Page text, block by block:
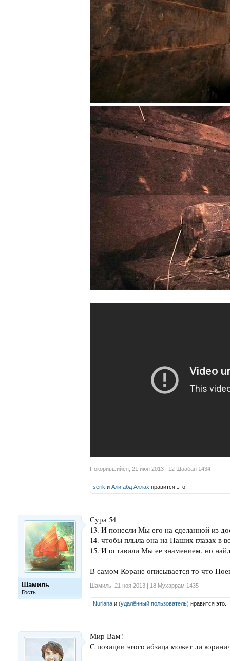
Покорившийся 21 июн 2013 | 12 Шаабан 1434
serik и Али абд Аллах нравится это.
Шамиль
Гость
Сура 54
13. И понесли Мы его на сделанной из
14. чтобы плыла она на Наших глазах в
15. И оставили Мы ее знамением, но
В самом Коране описывается то что
Шамиль 21 ноя 2013 | 18 Мухаррам 1435
Nurlana и (удалённый пользователь) нравится это.
Мир Вам!
С позиции этого абзаца может ли